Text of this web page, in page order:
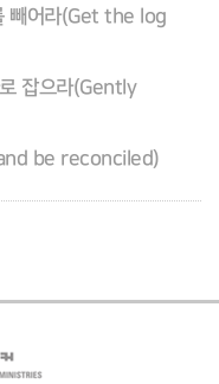
빼어라(Get the log
잡으라(Gently
be reconciled)